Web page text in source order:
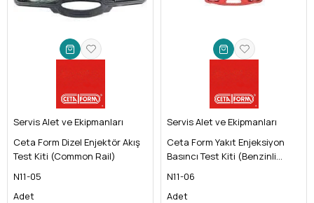
Servis Alet ve Ekipmanları
Ceta Form Dizel Enjektör Akış
Test Kiti (Common Rail)
N11-05
Adet
Servis Alet ve Ekipmanları
Ceta Form Yakıt Enjeksiyon
Basıncı Test Kiti (Benzinli
N11-06
Adet